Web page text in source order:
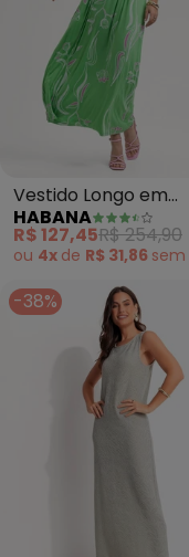
Vestido Longo em
Viscose (Verde)
HABANA
R$ 127,45R$ 254,90
ou 4x de R$ 31,86 sem
-38%